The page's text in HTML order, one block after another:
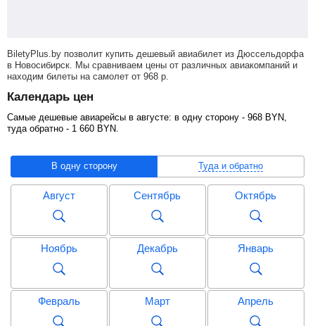
BiletyPlus.by позволит купить дешевый авиабилет из Дюссельдорфа
в Новосибирск. Мы сравниваем цены от различных авиакомпаний и
находим билеты на самолет от 968 р
Календарь цен
Самые дешевые авиарейсы в августе: в одну сторону - 968 BYN
туда обратно - 1 660 BYN
В одну сторону Туда и обратно
Август Сентябрь Октябрь
Ноябрь Декабрь Январь
Февраль Март Апрель